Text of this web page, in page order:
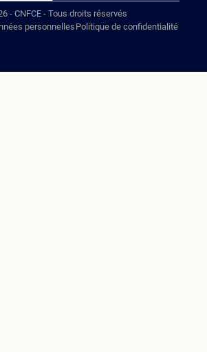
- CNFCE - Tous droits réservés
personnelles Politique de confidentialité